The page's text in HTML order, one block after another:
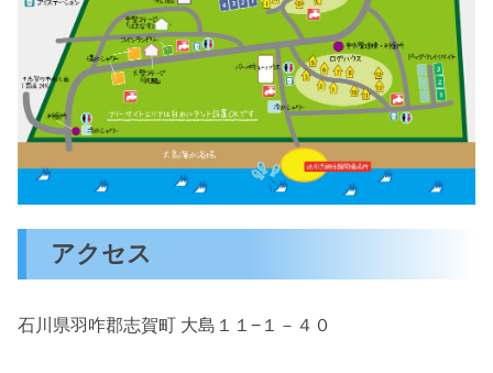
アクセス
石川県羽咋郡志賀町 大島１１−１－４０